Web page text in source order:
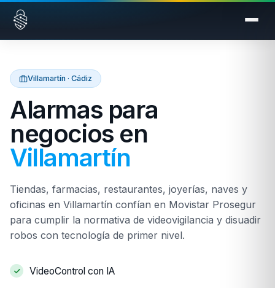
Saltar al contenido
Villamartín · Cádiz
Alarmas para
negocios en
Villamartín
Tiendas, farmacias, restaurantes, joyerías, naves y
oficinas en Villamartín confían en Movistar Prosegur
para cumplir la normativa de videovigilancia y disuadir
robos con tecnología de primer nivel.
VideoControl con IA